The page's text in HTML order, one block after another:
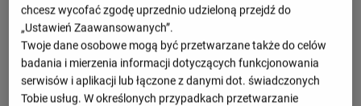
chcesz wycofać zgodę uprzednio udzieloną przejdź do
„Ustawień Zaawansowanych”.
Twoje dane osobowe mogą być przetwarzane także do celów
badania i mierzenia informacji dotyczących funkcjonowania
serwisów i aplikacji lub łączone z danymi dot. świadczonych
Tobie usług. W określonych przypadkach przetwarzanie